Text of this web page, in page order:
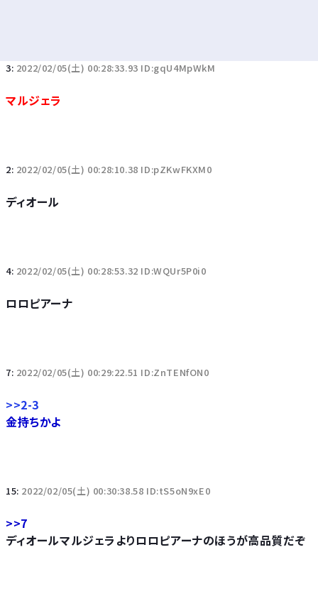
3: 2022/02/05(土) 00:28:33.93 ID:gqU4MpWkM
マルジェラ
2: 2022/02/05(土) 00:28:10.38 ID:pZKwFKXM0
ディオール
4: 2022/02/05(土) 00:28:53.32 ID:WQUr5P0i0
ロロピアーナ
7: 2022/02/05(土) 00:29:22.51 ID:ZnTENfON0
>>2-3
金持ちかよ
15: 2022/02/05(土) 00:30:38.58 ID:tS5oN9xE0
>>7
ディオールマルジェラよりロロピアーナのほうが高品質だぞ